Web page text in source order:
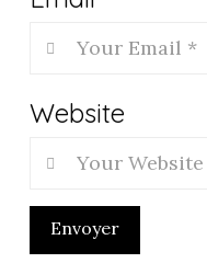
Website
Envoyer